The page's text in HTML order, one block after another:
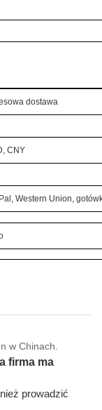
dostawa
CNY
Western Union,
w Chinach.
firma ma
prowadzić